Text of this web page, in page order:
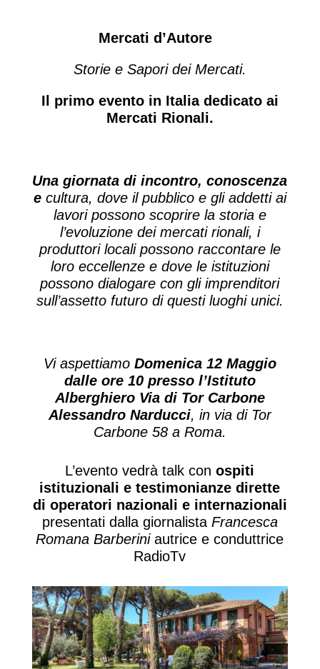
Mercati d’Autore
Storie e Sapori dei Mercati.
Il primo evento in Italia dedicato ai
Mercati Rionali.
Una giornata di incontro, conoscenza
e cultura, dove il pubblico e gli addetti ai
lavori possono scoprire la storia e
l’evoluzione dei mercati rionali, i
produttori locali possono raccontare le
loro eccellenze e dove le istituzioni
possono dialogare con gli imprenditori
sull’assetto futuro di questi luoghi unici.
Vi aspettiamo Domenica 12 Maggio
dalle ore 10 presso l’Istituto
Alberghiero Via di Tor Carbone
Alessandro Narducci, in via di Tor
Carbone 58 a Roma.
L’evento vedrà talk conospiti
istituzionali e testimonianze dirette
di operatori nazionali e internazionali
presentati dalla giornalista Francesca
Romana Barberiniautrice e conduttrice
RadioTv